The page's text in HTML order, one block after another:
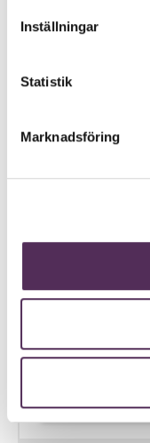
Inställningar
Statistik
Marknadsföring
FÖRSKOTT
E-post:
Mobil: